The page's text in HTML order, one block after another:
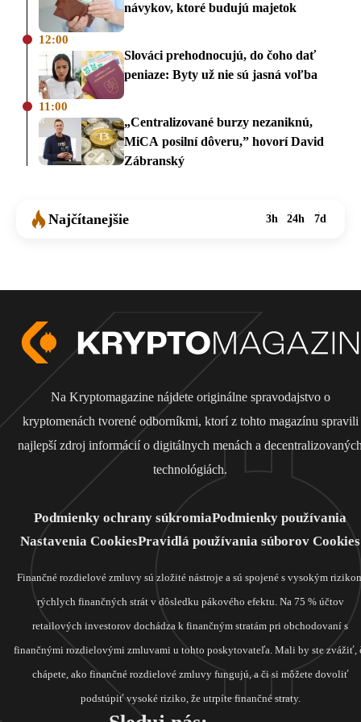
návykov, ktoré budujú majetok
12:00
Slováci prehodnocujú, do čoho dať
peniaze: Byty už nie sú jasná voľba
11:00
„Centralizované burzy nezaniknú,
MiCA posilní dôveru,” hovorí David
Zábranský
Najčítanejšie 3h 24h 7d
Na Kryptomagazine nájdete originálne spravodajstvo o
kryptomenách tvorené odborníkmi, ktorí z tohto magazínu spravili
najlepší zdroj informácií o digitálnych menách a
technológiách.
Podmienky ochrany súkromiaPodmienky používania
Nastavenia CookiesPravidlá používania súborov Cookies
Finančné rozdielové zmluvy sú zložité nástroje a sú spojené s vysokým
rýchlych finančných strát v dôsledku pákového efektu. Na 75 % účtov
retailových investorov dochádza k finančným stratám pri obchodovaní s
finančnými rozdielovými zmluvami u tohto poskytovateľa. Mali by ste zvážiť,
chápete, ako finančné rozdielové zmluvy fungujú, a či si môžete dovoliť
podstúpiť vysoké riziko, že utrpíte finančné straty.